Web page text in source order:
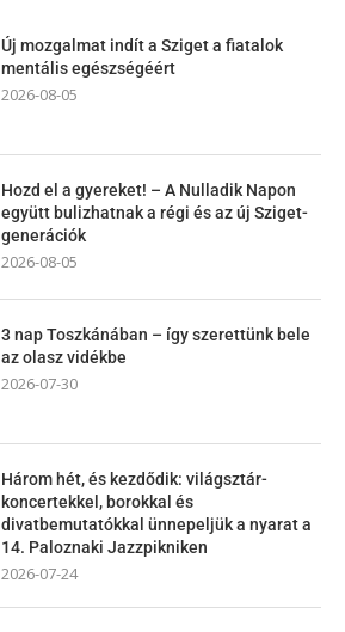
Új mozgalmat indít a Sziget a fiatalok
mentális egészségéért
2026-08-05
Hozd el a gyereket! – A Nulladik Napon
együtt bulizhatnak a régi és az új Sziget-
generációk
2026-08-05
3 nap Toszkánában – így szerettünk bele
az olasz vidékbe
2026-07-30
Három hét, és kezdődik: világsztár-
koncertekkel, borokkal és
divatbemutatókkal ünnepeljük a nyarat a
14. Paloznaki Jazzpikniken
2026-07-24